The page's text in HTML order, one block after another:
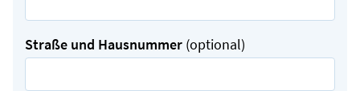
Straße und Hausnummer (optional)